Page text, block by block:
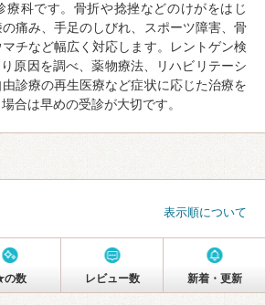
療科です。骨折や捻挫などのけがをはじ
痛み、手足のしびれ、スポーツ障害、骨
チなど幅広く対応します。レントゲン検
原因を調べ、薬物療法、リハビリテーシ
診療の再生医療など症状に応じた治療を
合は早めの受診が大切です。
表示順について
数 レビュー数 新着・更新